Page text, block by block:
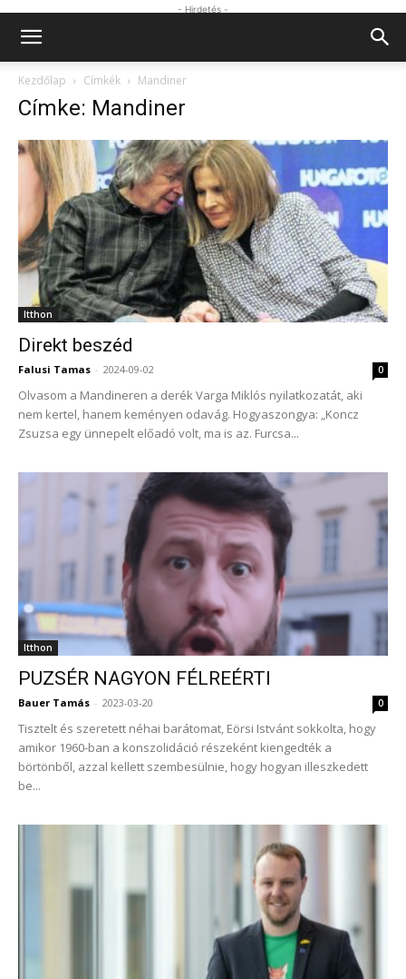
- Hirdetés -
Kezdőlap Címkék Mandiner
Címke: Mandiner
Itthon
Direkt beszéd
Falusi Tamas - 2024-09-02 0
Olvasom a Mandineren a derék Varga Miklós nyilatkozatát, aki
nem kertel, hanem keményen odavág. Hogyaszongya: „Koncz
Zsuzsa egy ünnepelt előadó volt, ma is az. Furcsa...
Itthon
PUZSÉR NAGYON FÉLREÉRTI
Bauer Tamás - 2023-03-20 0
Tisztelt és szeretett néhai barátomat, Eörsi Istvánt sokkolta, hogy
amikor 1960-ban a konszolidáció részeként kiengedték a
börtönből, azzal kellett szembesülnie, hogy hogyan illeszkedett
be...